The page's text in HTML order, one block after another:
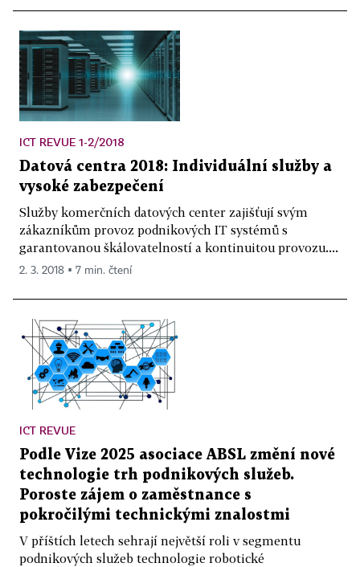
ICT REVUE 1-2/2018
Datová centra 2018: Individuální služby a
vysoké zabezpečení
Služby komerčních datových center zajišťují svým
zákazníkům provoz podnikových IT systémů s
garantovanou škálovatelností a kontinuitou provozu....
2. 3. 2018 ▪ 7 min. čtení
ICT REVUE
Podle Vize 2025 asociace ABSL změní nové
technologie trh podnikových služeb.
Poroste zájem o zaměstnance s
pokročilými technickými znalostmi
V příštích letech sehrají největší roli v segmentu
podnikových služeb technologie robotické